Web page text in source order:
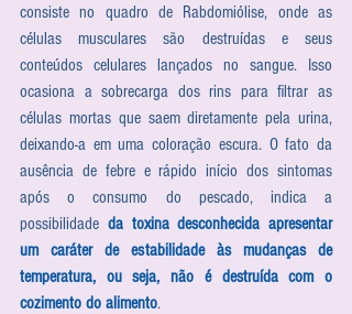
consiste no quadro de Rabdomiólise, onde as
células musculares são destruídas e seus
conteúdos celulares lançados no sangue. Isso
ocasiona a sobrecarga dos rins para filtrar as
células mortas que saem diretamente pela urina,
deixando-a em uma coloração escura. O fato da
ausência de febre e rápido início dos sintomas
após o consumo do pescado, indica a
possibilidade da toxina desconhecida apresentar
um caráter de estabilidade às mudanças de
temperatura, ou seja, não é destruída com o
cozimento do alimento.